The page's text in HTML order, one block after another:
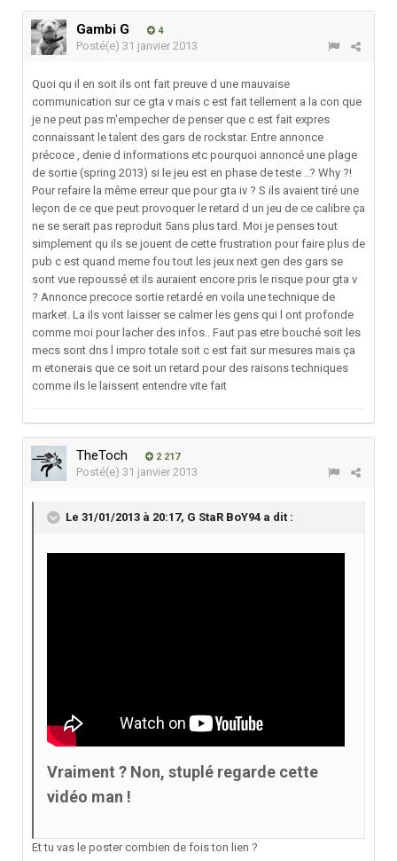
Gambi G 4
Posté(e) 31 janvier 2013
Quoi qu il en soit ils ont fait preuve d une mauvaise
communication sur ce gta v mais c est fait tellement a la con que
je ne peut pas m'empecher de penser que c est fait expres
connaissant le talent des gars de rockstar. Entre annonce
précoce , denie d informations etc pourquoi annoncé une plage
de sortie (spring 2013) si le jeu est en phase de teste ..? Why ?!
Pour refaire la même erreur que pour gta iv ? S ils avaient tiré une
leçon de ce que peut provoquer le retard d un jeu de ce calibre ça
ne se serait pas reproduit 5ans plus tard. Moi je penses tout
simplement qu ils se jouent de cette frustration pour faire plus de
pub c est quand meme fou tout les jeux next gen des gars se
sont vue repoussé et ils auraient encore pris le risque pour gta v
? Annonce precoce sortie retardé en voila une technique de
market. La ils vont laisser se calmer les gens qui l ont profonde
comme moi pour lacher des infos.. Faut pas etre bouché soit les
mecs sont dns l impro totale soit c est fait sur mesures mais ça
m etonerais que ce soit un retard pour des raisons techniques
comme ils le laissent entendre vite fait
TheToch 2 217
Posté(e) 31 janvier 2013
Le 31/01/2013 à 20:17, G StaR BoY94 a dit :
Vraiment ? Non, stuplé regarde cette
vidéo man !
Et tu vas le poster combien de fois ton lien ?